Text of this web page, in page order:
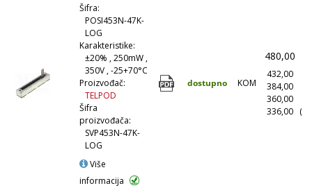
Šifra:
POSI453N-47K-
LOG
Karakteristike:
±20% , 250mW ,
350V , -25+70°C
Proizvođač:
TELPOD
Šifra
proizvođača:
SVP453N-47K-
LOG
Više
informacija
dostupno KOM
480,00
432,00
384,00
360,00
336,00